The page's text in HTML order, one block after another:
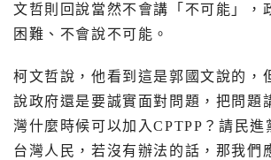
文哲則回說當然不會講「不可能」，
困難、不會說不可能。
柯文哲說，他看到這是郭國文說的，
說政府還是要誠實面對問題，把問題
灣什麼時候可以加入CPTPP ？請民進
台灣人民，若沒有辦法的話，那我們